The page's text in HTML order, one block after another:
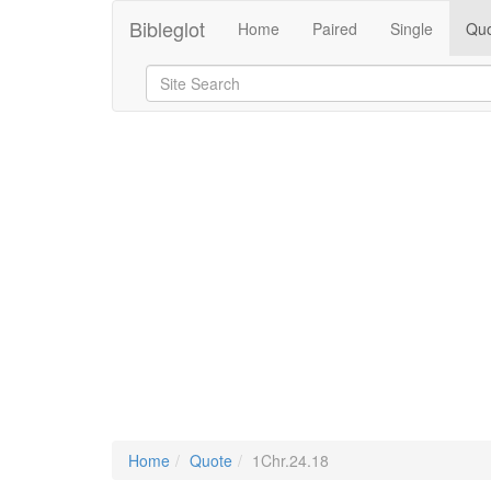
Bibleglot Home Paired Single
Home Quote 1Chr.24.18